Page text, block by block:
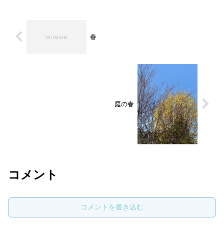
春
庭の春
コメント
コメントを書き込む